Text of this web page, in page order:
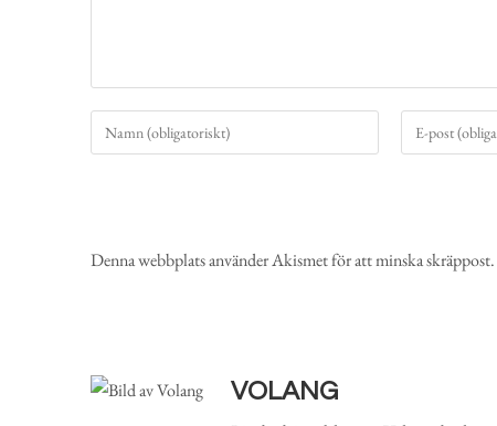
Denna webbplats använder Akismet för att minska skräppost.
VOLANG